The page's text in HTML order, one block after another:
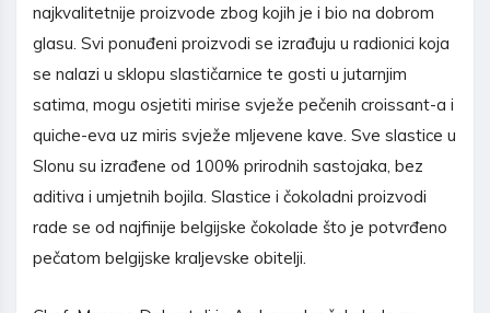
najkvalitetnije proizvode zbog kojih je i bio na dobrom
glasu. Svi ponuđeni proizvodi se izrađuju u radionici koja
se nalazi u sklopu slastičarnice te gosti u jutarnjim
satima, mogu osjetiti mirise svježe pečenih croissant-a i
quiche-eva uz miris svježe mljevene kave. Sve slastice u
Slonu su izrađene od 100% prirodnih sastojaka, bez
aditiva i umjetnih bojila. Slastice i čokoladni proizvodi
rade se od najfinije belgijske čokolade što je potvrđeno
pečatom belgijske kraljevske obitelji.